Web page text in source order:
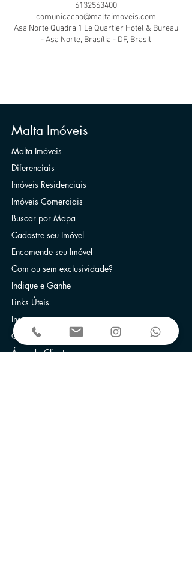
6132563400
comunicacao@maltaimoveis.com
Asa Norte Quadra 1 Le Quartier Hotel & Bureau
- Asa Norte, Brasília - DF, Brasil
Malta Imóveis
Malta Imóveis
Diferenciais
Imóveis Residenciais
Imóveis Comerciais
Buscar por Mapa
Cadastre seu Imóvel
Encomende seu Imóvel
Com ou sem exclusividade?
Indique e Ganhe
Links Úteis
Instagram
Contato
Área do Cliente